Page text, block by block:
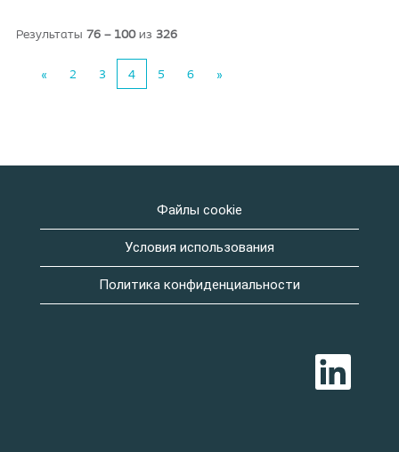
Результаты 76 – 100из 326
« 2 3 4 5 6 »
Файлы cookie
Условия использования
Политика конфиденциальности
О